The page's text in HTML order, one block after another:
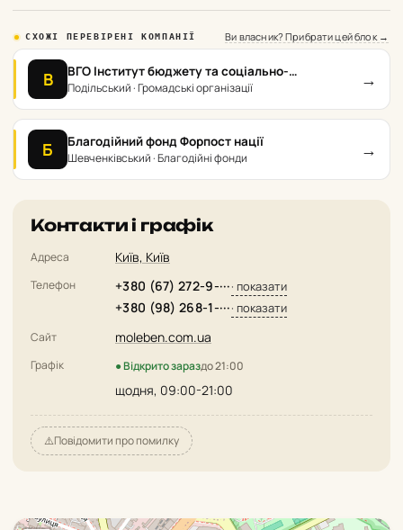
СХОЖІ ПЕРЕВІРЕНІ КОМПАНІЇ Ви власник? Прибрати цей блок →
В
ВГО Інститут бюджету та соціально-
економічних досліджень
Подільський · Громадські організації →
Б Благодійний фонд Форпост нації
Шевченківський · Благодійні фонди →
Контакти і графік
Адреса Київ, Київ
Телефон +380 (67) 272-9-···· показати
+380 (98) 268-1-···· показати
Сайт moleben.com.ua
Графік ● Відкрито зараздо 21:00
щодня, 09:00-21:00
⚠️Повідомити про помилку